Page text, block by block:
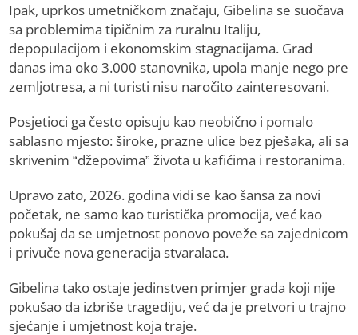
Ipak, uprkos umetničkom značaju, Gibelina se suočava
sa problemima tipičnim za ruralnu Italiju,
depopulacijom i ekonomskim stagnacijama. Grad
danas ima oko 3.000 stanovnika, upola manje nego pre
zemljotresa, a ni turisti nisu naročito zainteresovani.
Posjetioci ga često opisuju kao neobično i pomalo
sablasno mjesto: široke, prazne ulice bez pješaka, ali sa
skrivenim “džepovima” života u kafićima i restoranima.
Upravo zato, 2026. godina vidi se kao šansa za novi
početak, ne samo kao turistička promocija, već kao
pokušaj da se umjetnost ponovo poveže sa zajednicom
i privuče nova generacija stvaralaca.
Gibelina tako ostaje jedinstven primjer grada koji nije
pokušao da izbriše tragediju, već da je pretvori u trajno
sjećanje i umjetnost koja traje.